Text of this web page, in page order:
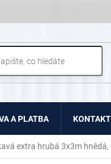
A PLATBA
extra hrubá 3x3m hnědá,